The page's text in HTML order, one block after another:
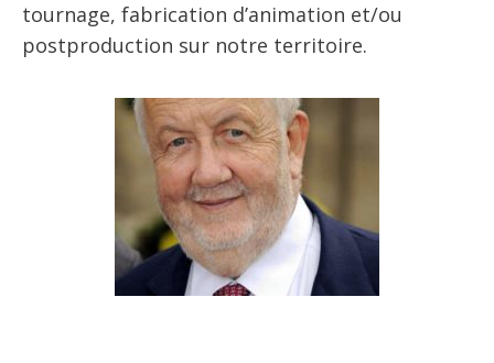
tournage, fabrication d’animation et/ou
postproduction sur notre territoire.